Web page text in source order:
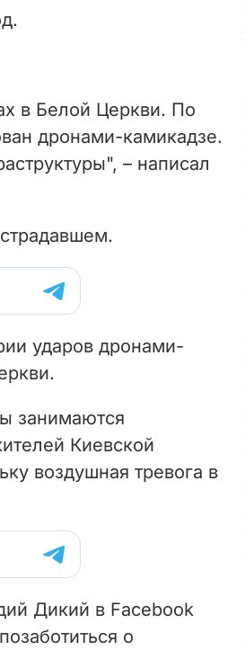
в Белой Церкви. По
дронами-камикадзе.
– написал
ударов дронами-
занимаются
Киевской
воздушная тревога в
Дикий в Facebook
о